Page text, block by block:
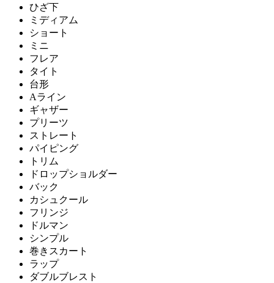
ひざ下
ミディアム
ショート
ミニ
フレア
タイト
台形
Aライン
ギャザー
プリーツ
ストレート
パイピング
トリム
ドロップショルダー
バック
カシュクール
フリンジ
ドルマン
シンプル
巻きスカート
ラップ
ダブルブレスト